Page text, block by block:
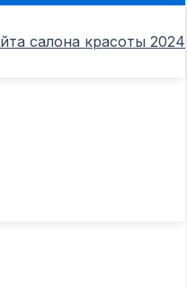
салона красоты 2024